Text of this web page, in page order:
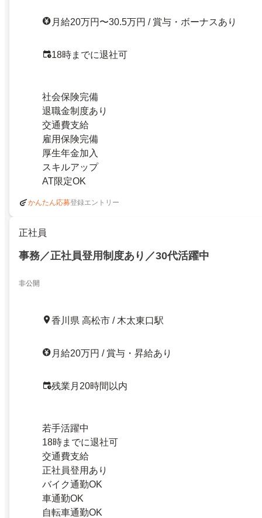
月給20万円〜30.5万円 / 賞与・ボーナスあり
18時までに退社可
社会保険完備
退職金制度あり
交通費支給
雇用保険完備
厚生年金加入
スキルアップ
AT限定OK
かんたん応募登録エントリー
正社員
事務／正社員登用制度あり／30代活躍中
非公開
香川県 高松市 / 木太東口駅
月給20万円 / 賞与・昇給あり
残業月20時間以内
若手活躍中
18時までに退社可
交通費支給
正社員登用あり
バイク通勤OK
車通勤OK
自転車通勤OK